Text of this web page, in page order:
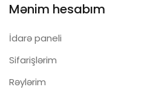
Mənim hesabım
İdarə paneli
Sifarişlərim
Rəylərim